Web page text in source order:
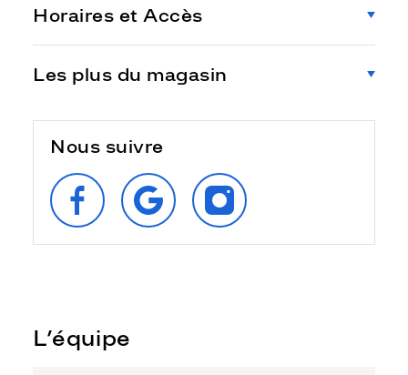
Horaires et Accès
Les plus du magasin
Nous suivre
SUIVEZ‑NOUS
SUR
FACEBOOK
RETROUVEZ‑NOUS
SUR
GOOGLE
SUIVEZ‑NOUS
SUR
INSTAGRAM
L’équipe